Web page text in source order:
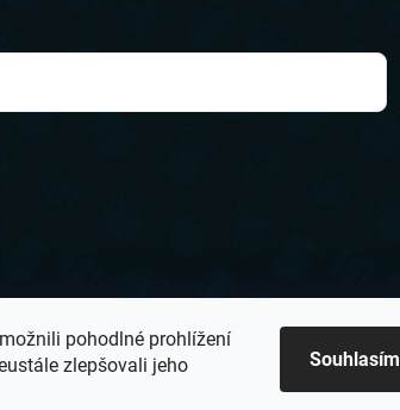
pohodlné prohlížení
zlepšovali jeho
Souhlasím